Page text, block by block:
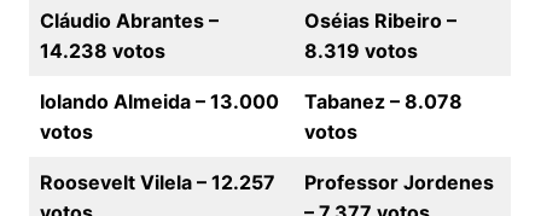
Cláudio Abrantes –
14.238 votos
Oséias Ribeiro –
8.319 votos
Iolando Almeida – 13.000
votos
Tabanez – 8.078
votos
Roosevelt Vilela – 12.257
Professor Jordenes